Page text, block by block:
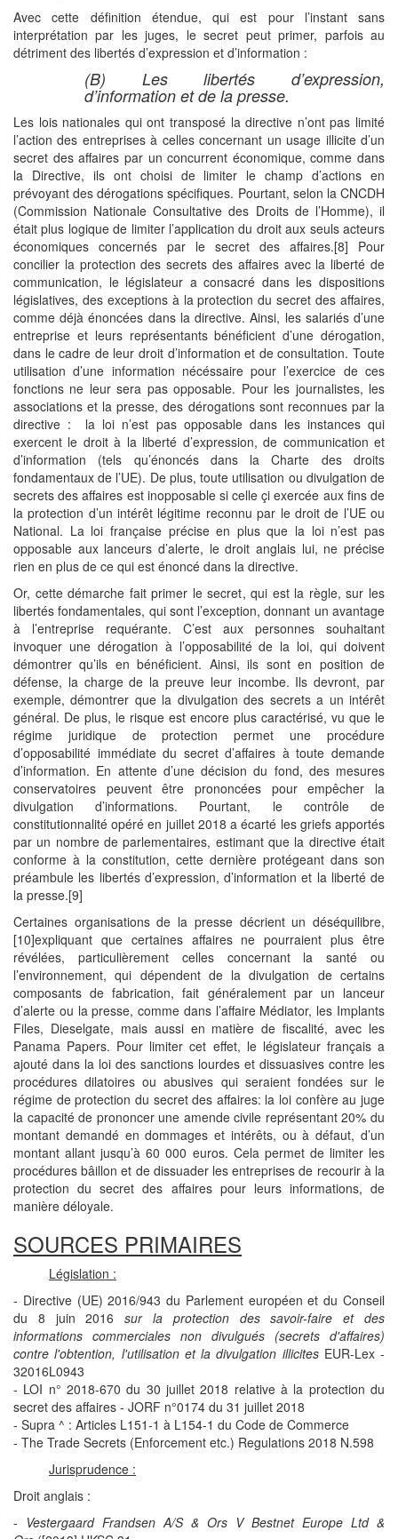
Avec cette définition étendue, qui est pour l’instant sans
interprétation par les juges, le secret peut primer, parfois au
détriment des libertés d’expression et d’information :
(B) Les libertés d’expression,
d’information et de la presse.
Les lois nationales qui ont transposé la directive n’ont pas limité
l’action des entreprises à celles concernant un usage illicite d’un
secret des affaires par un concurrent économique, comme dans
la Directive, ils ont choisi de limiter le champ d’actions en
prévoyant des dérogations spécifiques. Pourtant, selon la CNCDH
(Commission Nationale Consultative des Droits de l’Homme), il
était plus logique de limiter l’application du droit aux seuls acteurs
économiques concernés par le secret des affaires.[8] Pour
concilier la protection des secrets des affaires avec la liberté de
communication, le législateur a consacré dans les dispositions
législatives, des exceptions à la protection du secret des affaires,
comme déjà énoncées dans la directive. Ainsi, les salariés d’une
entreprise et leurs représentants bénéficient d’une dérogation,
dans le cadre de leur droit d’information et de consultation. Toute
utilisation d’une information nécéssaire pour l’exercice de ces
fonctions ne leur sera pas opposable. Pour les journalistes, les
associations et la presse, des dérogations sont reconnues par la
directive : la loi n’est pas opposable dans les instances qui
exercent le droit à la liberté d’expression, de communication et
d’information (tels qu’énoncés dans la Charte des droits
fondamentaux de l’UE). De plus, toute utilisation ou divulgation de
secrets des affaires est inopposable si celle çi exercée aux fins de
la protection d’un intérêt légitime reconnu par le droit de l’UE ou
National. La loi française précise en plus que la loi n’est pas
opposable aux lanceurs d’alerte, le droit anglais lui, ne précise
rien en plus de ce qui est énoncé dans la directive.
Or, cette démarche fait primer le secret, qui est la règle, sur les
libertés fondamentales, qui sont l’exception, donnant un avantage
à l’entreprise requérante. C’est aux personnes souhaitant
invoquer une dérogation à l’opposabilité de la loi, qui doivent
démontrer qu’ils en bénéficient. Ainsi, ils sont en position de
défense, la charge de la preuve leur incombe. Ils devront, par
exemple, démontrer que la divulgation des secrets a un intérêt
général. De plus, le risque est encore plus caractérisé, vu que le
régime juridique de protection permet une procédure
d’opposabilité immédiate du secret d’affaires à toute demande
d’information. En attente d’une décision du fond, des mesures
conservatoires peuvent être prononcées pour empêcher la
divulgation d’informations. Pourtant, le contrôle de
constitutionnalité opéré en juillet 2018 a écarté les griefs apportés
par un nombre de parlementaires, estimant que la directive était
conforme à la constitution, cette dernière protégeant dans son
préambule les libertés d’expression, d’information et la liberté de
la presse.[9]
Certaines organisations de la presse décrient un déséquilibre,
[10]expliquant que certaines affaires ne pourraient plus être
révélées, particulièrement celles concernant la santé ou
l’environnement, qui dépendent de la divulgation de certains
composants de fabrication, fait généralement par un lanceur
d’alerte ou la presse, comme dans l’affaire Médiator, les Implants
Files, Dieselgate, mais aussi en matière de fiscalité, avec les
Panama Papers. Pour limiter cet effet, le législateur français a
ajouté dans la loi des sanctions lourdes et dissuasives contre les
procédures dilatoires ou abusives qui seraient fondées sur le
régime de protection du secret des affaires: la loi confère au juge
la capacité de prononcer une amende civile représentant 20% du
montant demandé en dommages et intérêts, ou à défaut, d’un
montant allant jusqu’à 60 000 euros. Cela permet de limiter les
procédures bâillon et de dissuader les entreprises de recourir à la
protection du secret des affaires pour leurs informations, de
manière déloyale.
SOURCES PRIMAIRES
Législation :
- Directive (UE) 2016/943 du Parlement européen et du Conseil
du 8 juin 2016sur la protection des savoir-faire et des
informations commerciales non divulgués (secrets d'affaires)
contre l'obtention, l'utilisation et la divulgation illicitesEUR-Lex -
32016L0943
- LOI n° 2018-670 du 30 juillet 2018 relative à la protection du
secret des affaires - JORF n°0174 du 31 juillet 2018
- Supra ^ : Articles L151-1 à L154-1 du Code de Commerce
- The Trade Secrets (Enforcement etc.) Regulations 2018 N.598
Jurisprudence :
Droit anglais :
- Vestergaard Frandsen A/S & Ors V Bestnet Europe Ltd &